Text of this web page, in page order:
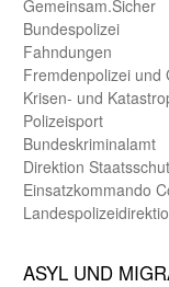
Gemein­sam.Sicher
Bundes­polizei
Fahndungen
Fremdenpolizei und
Krisen- und
Polizeisport
Bundes­kriminal­amt
Direktion
Einsatz­kommando
ASYL UND